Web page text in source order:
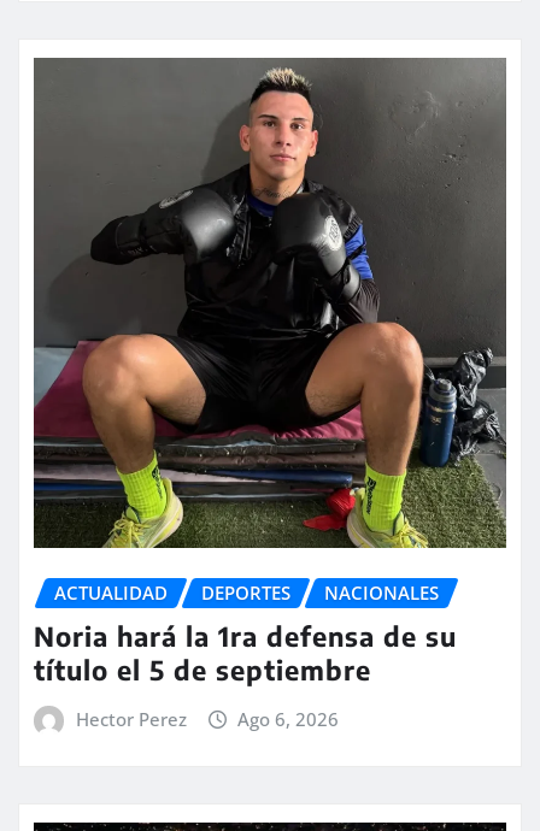
ACTUALIDAD DEPORTES NACIONALES
Noria hará la 1ra defensa de su
título el 5 de septiembre
Hector Perez Ago 6, 2026